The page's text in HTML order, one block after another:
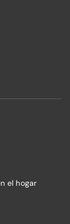
el hogar